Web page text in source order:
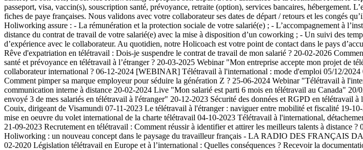
passeport, visa, vaccin(s), souscription santé, prévoyance, retraite (option), services bancaires, hébergement.
fiches de paye françaises. Nous validons avec votre collaborateur ses dates de départ / retours et les congés
Holiworking assure : - La rémunération et la protection sociale de votre salarié(e) ; - L’accompagnement à
distance du contrat de travail de votre salarié(e) avec la mise à disposition d’un coworking ; - Un suivi des
d’expérience avec le collaborateur. Au quotidien, notre Holicoach est votre point de contact dans le pays
Rêve d'expatriation en télétravail : Dois-je suspendre le contrat de travail de mon salarié ? 20-02-2026
santé et prévoyance en télétravail à l’étranger ? 20-03-2025 Webinar "Mon entreprise accepte mon projet de
collaborateur international ? 06-12-2024 [WEBINAR] Télétravail à l'international : mode d'emploi 05/12/
Comment pimper sa marque employeur pour séduire la génération Z ? 25-06-2024 Webinar "Télétravail à
communication interne à distance 20-02-2024 Live "Mon salarié est parti 6 mois en télétravail au Canada"
envoyé 3 de mes salariés en télétravail à l'étranger" 20-12-2023 Sécurité des données et RGPD en
Couix, dirigeant de Visamundi 07-11-2023 Le télétravail à l'étranger : naviguer entre mobilité et fiscalité 19-
mise en oeuvre du volet international de la charte télétravail 04-10-2023 Télétravail à l'international,
21-09-2023 Recrutement en télétravail : Comment réussir à identifier et attirer les meilleurs talents à distance
Holiworking : un nouveau concept dans le paysage du travailleur français - LA RADIO DES FRANÇAIS
02-2020 Législation télétravail en Europe et à l’international : Quelles conséquences ? Recevoir la